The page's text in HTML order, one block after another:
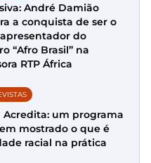
André Damião
a conquista de ser o
do
“Afro Brasil” na
RTP África
Acredita: um programa
mostrado o que é
racial na prática